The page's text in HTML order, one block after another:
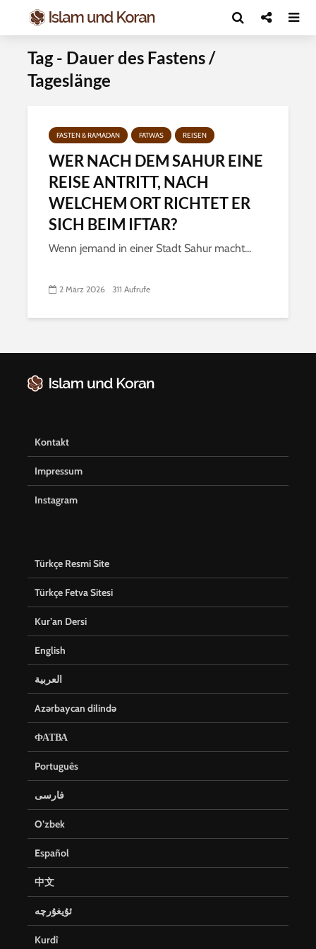
Tag - Dauer des Fastens /
Tageslänge
FASTEN & RAMADAN FATWAS REISEN
WER NACH DEM SAHUR EINE
REISE ANTRITT, NACH
WELCHEM ORT RICHTET ER
SICH BEIM IFTAR?
Wenn jemand in einer Stadt Sahur macht...
2 März 2026 311 Aufrufe
Kontakt
Impressum
Instagram
Türkçe Resmi Site
Türkçe Fetva Sitesi
Kur’an Dersi
English
العربية
Azərbaycan dilində
ФАТВА
Português
فارسی
O’zbek
Español
中文
ئۇيغۇرچە
Kurdî